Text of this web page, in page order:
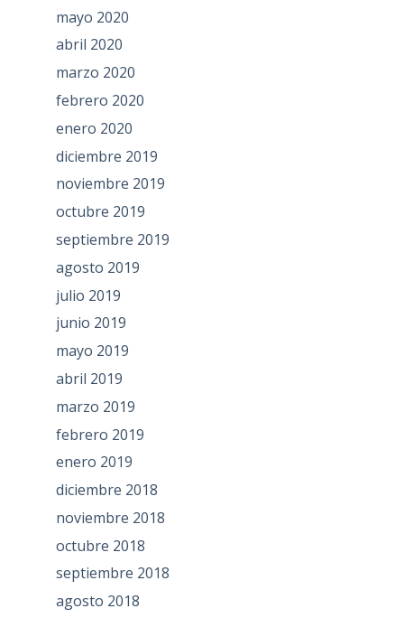
mayo 2020
abril 2020
marzo 2020
febrero 2020
enero 2020
diciembre 2019
noviembre 2019
octubre 2019
septiembre 2019
agosto 2019
julio 2019
junio 2019
mayo 2019
abril 2019
marzo 2019
febrero 2019
enero 2019
diciembre 2018
noviembre 2018
octubre 2018
septiembre 2018
agosto 2018